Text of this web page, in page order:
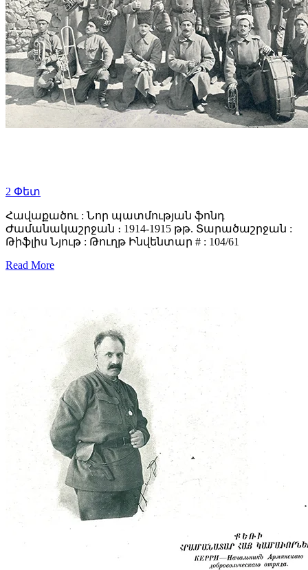
2 Փետ
Հավաքածու : Նոր պատմության ֆոնդ
Ժամանակաշրջան ։ 1914-1915 թթ. Տարածաշրջան :
Թիֆլիս Նյութ : Թուղթ Ինվենտար # : 104/61
Read More